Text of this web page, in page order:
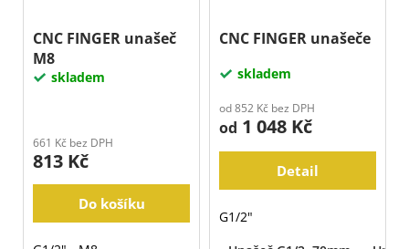
CNC FINGER unašeč
M8
skladem
661 Kč bez DPH
813 Kč
Do košíku
CNC FINGER unašeče
skladem
od 852 Kč bez DPH
od 1 048 Kč
Detail
G1/2"